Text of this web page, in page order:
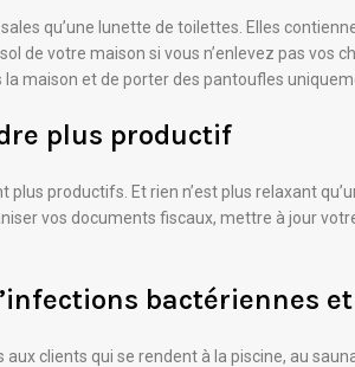
qu’une lunette de toilettes. Elles
de votre maison si vous n’enlevez pas vos
maison et de porter des pantoufles
plus productif
productifs. Et rien n’est plus relaxant
vos documents fiscaux, mettre à jour
bactériennes
clients qui se rendent à la piscine, au